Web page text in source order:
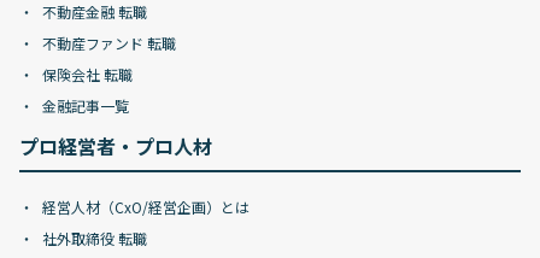
不動産金融 転職
不動産ファンド 転職
保険会社 転職
金融記事一覧
プロ経営者・プロ人材
経営人材（CxO/経営企画）とは
社外取締役 転職